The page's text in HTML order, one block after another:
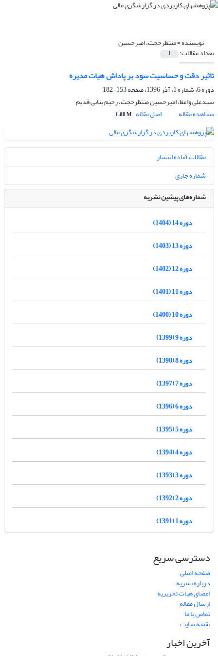
نویسنده =منتظرحجت، امیرحسین
تعداد مقالات: 1
تاثیر دقت و حساسیت سود بر پاداش هیات ‌مدیره
دوره 6، شماره 1، آذر 1396، صفحه
153-182
سیدعلی واعظ، امیرحسین منتظرحجت، رحیم بنابی قدیم
مشاهده مقاله
اصل مقاله 1.08 M
مقالات آماده انتشار
شماره جاری
شماره‌های پیشین نشریه
دوره 14 (1404)
دوره 13 (1403)
دوره 12 (1402)
دوره 11 (1401)
دوره 10 (1400)
دوره 9 (1399)
دوره 8 (1398)
دوره 7 (1397)
دوره 6 (1396)
دوره 5 (1395)
دوره 4 (1394)
دوره 3 (1393)
دوره 2 (1392)
دوره 1 (1391)
دسترسی سریع
صفحه اصلی
درباره نشریه
اعضای هیات تحریریه
ارسال مقاله
تماس با ما
نقشه سایت
آخرین اخبار